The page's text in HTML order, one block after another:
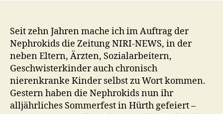
Seit zehn Jahren mache ich im Auftrag der
Nephrokids die Zeitung NIRI-NEWS, in der
neben Eltern, Ärzten, Sozialarbeitern,
Geschwisterkinder auch chronisch
nierenkranke Kinder selbst zu Wort kommen.
Gestern haben die Nephrokids nun ihr
alljährliches Sommerfest in Hürth gefeiert –